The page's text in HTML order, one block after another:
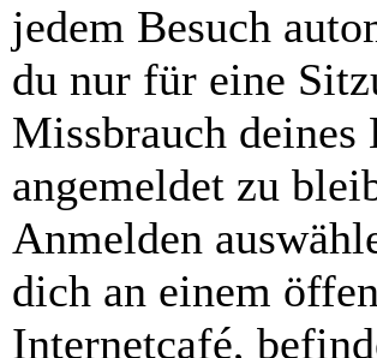
jedem Besuch
du nur für eine
Missbrauch
angemeldet zu
Anmelden
dich an einem
Internetcafé,